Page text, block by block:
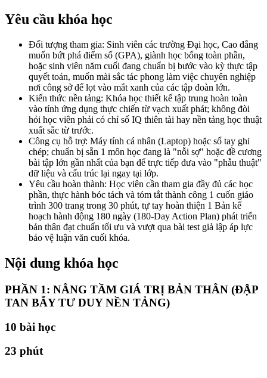
Yêu cầu khóa học
Đối tượng tham gia: Sinh viên các trường Đại học, Cao đẳng
muốn bứt phá điểm số (GPA), giành học bổng toàn phần,
hoặc sinh viên năm cuối đang chuẩn bị bước vào kỳ thực tập
quyết toán, muốn mài sắc tác phong làm việc chuyên nghiệp
nơi công sở để lọt vào mắt xanh của các tập đoàn lớn.
Kiến thức nền tảng: Khóa học thiết kế tập trung hoàn toàn
vào tính ứng dụng thực chiến từ vạch xuất phát; không đòi
hỏi học viên phải có chỉ số IQ thiên tài hay nền tảng học thuật
xuất sắc từ trước.
Công cụ hỗ trợ: Máy tính cá nhân (Laptop) hoặc sổ tay ghi
chép; chuẩn bị sẵn 1 môn học đang là "nỗi sợ" hoặc đề cương
bài tập lớn gần nhất của bạn để trực tiếp đưa vào "phẫu thuật"
dữ liệu và cấu trúc lại ngay tại lớp.
Yêu cầu hoàn thành: Học viên cần tham gia đầy đủ các học
phần, thực hành bóc tách và tóm tắt thành công 1 cuốn giáo
trình 300 trang trong 30 phút, tự tay hoàn thiện 1 Bản kế
hoạch hành động 180 ngày (180-Day Action Plan) phát triển
bản thân đạt chuẩn tối ưu và vượt qua bài test giả lập áp lực
bảo vệ luận văn cuối khóa.
Nội dung khóa học
PHẦN 1: NÂNG TẦM GIÁ TRỊ BẢN THÂN (ĐẬP
TAN BẪY TƯ DUY NỀN TẢNG)
10 bài học
23 phút